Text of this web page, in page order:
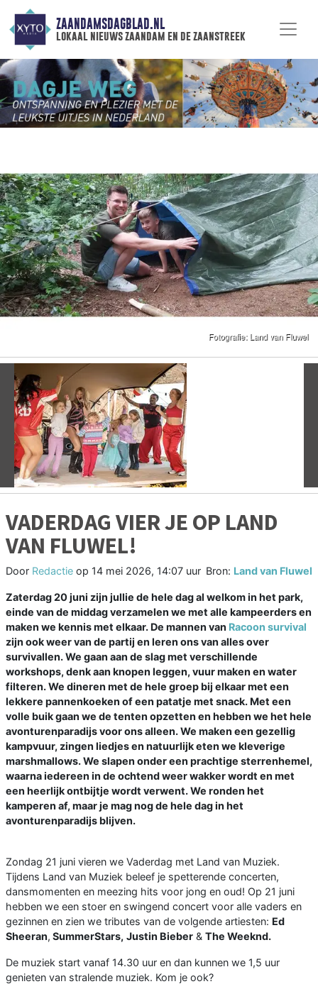
ZAANDAMSDAGBLAD.NL
lokaal nieuws zaandam en de zaanstreek
Vorige
VADERDAG VIER JE OP LAND
VAN FLUWEL!
Door Redactie op 14 mei 2026, 14:07 uur Bron: Land van Fluwel
Zaterdag 20 juni zijn jullie de hele dag al welkom in het park,
einde van de middag verzamelen we met alle kampeerders en
maken we kennis met elkaar. De mannen van Racoon survival
zijn ook weer van de partij en leren ons van alles over
survivallen. We gaan aan de slag met verschillende
workshops, denk aan knopen leggen, vuur maken en water
filteren. We dineren met de hele groep bij elkaar met een
lekkere pannenkoeken of een patatje met snack. Met een
volle buik gaan we de tenten opzetten en hebben we het hele
avonturenparadijs voor ons alleen. We maken een gezellig
kampvuur, zingen liedjes en natuurlijk eten we kleverige
marshmallows. We slapen onder een prachtige sterrenhemel,
waarna iedereen in de ochtend weer wakker wordt en met
een heerlijk ontbijtje wordt verwent. We ronden het
kamperen af, maar je mag nog de hele dag in het
avonturenparadijs blijven.
Zondag 21 juni vieren we Vaderdag met Land van Muziek.
Tijdens Land van Muziek beleef je spetterende concerten,
dansmomenten en meezing hits voor jong en oud! Op 21 juni
hebben we een stoer en swingend concert voor alle vaders en
gezinnen en zien we tributes van de volgende artiesten: Ed
Sheeran, SummerStars, Justin Bieber & The Weeknd.
De muziek start vanaf 14.30 uur en dan kunnen we 1,5 uur
genieten van stralende muziek. Kom je ook?